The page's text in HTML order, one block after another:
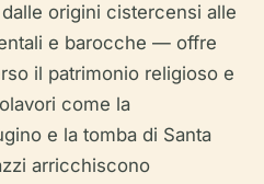
origini cistercensi alle
e barocche — offre
il patrimonio religioso e
come la
e la tomba di Santa
arricchiscono